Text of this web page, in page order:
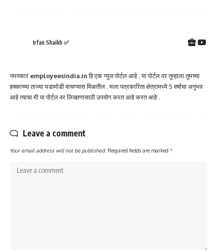
Irfan Shaikh ✅
नमस्कार employeesindia.inहि एक न्युज पोर्टल आहे . या पोर्टल वर तुम्हाला तुमच्या
हक्काच्या ताज्या घडामोडी वाचण्यास मिळतील . मला पत्रकारिता क्षेत्रामध्ये 5 वर्षाचा अनुभव
आहे त्याचा मी या पोर्टल वर लिखाणासाठी उपयोग करत आहे करत आहे .
Leave a comment
Your email address will not be published. Required fields are marked *